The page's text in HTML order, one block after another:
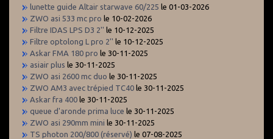
lunette guide Altair starwave 60/225 le 01-03-2026
ZWO asi 533 mc pro le 10-02-2026
Filtre IDAS LPS D3 2'' le 10-12-2025
Filtre optolong L pro 2'' le 10-12-2025
Askar FMA 180 pro le 30-11-2025
asiair plus le 30-11-2025
ZWO asi 2600 mc duo le 30-11-2025
ZWO AM3 avec trépied TC40 le 30-11-2025
Askar fra 400 le 30-11-2025
queue d'aronde prima luce le 30-11-2025
ZWO asi 290mm mini le 30-11-2025
TS photon 200/800 (réservé) le 07-08-2025